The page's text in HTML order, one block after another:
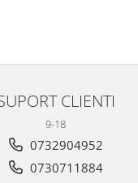
CLIENTI
9-18
0732904952
0730711884